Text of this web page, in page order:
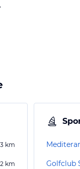
km
km